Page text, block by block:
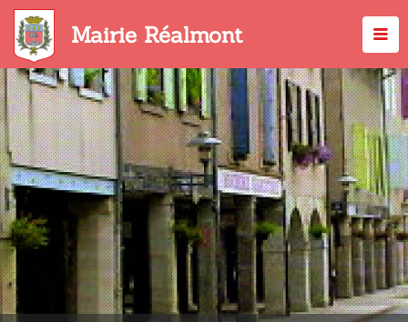
Aller
contenu
principal
Mairie Réalmont